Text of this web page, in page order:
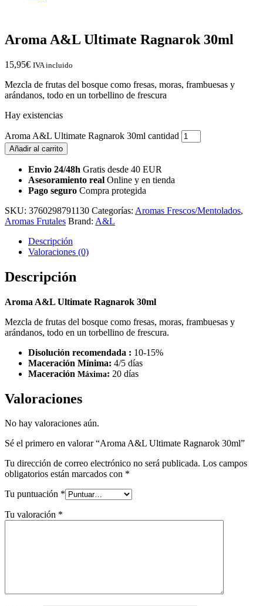
Aroma A&L Ultimate Ragnarok 30ml
15,95€ IVA incluido
Mezcla de frutas del bosque como fresas, moras, frambuesas y
arándanos, todo en un torbellino de frescura
Hay existencias
Aroma A&L Ultimate Ragnarok 30ml cantidad
Añadir al carrito
Envio 24/48h Gratis desde 40 EUR
Asesoramiento real Online y en tienda
Pago seguro Compra protegida
SKU: 3760298791130 Categorías: Aromas Frescos/Mentolados,
Aromas Frutales Brand: A&L
Descripción
Valoraciones (0)
Descripción
Aroma A&L Ultimate Ragnarok 30ml
Mezcla de frutas del bosque como fresas, moras, frambuesas y
arándanos, todo en un torbellino de frescura.
Disolución recomendada : 10-15%
Maceración Mínima: 4/5 días
Maceración Máxima: 20 días
Valoraciones
No hay valoraciones aún.
Sé el primero en valorar “Aroma A&L Ultimate Ragnarok 30ml”
Tu dirección de correo electrónico no será publicada. Los campos
obligatorios están marcados con *
Tu puntuación *
Tu valoración *